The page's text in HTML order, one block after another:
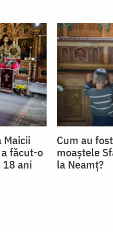
Maicii
făcut-o
ani
Cum au
moaștele
la Neamț?